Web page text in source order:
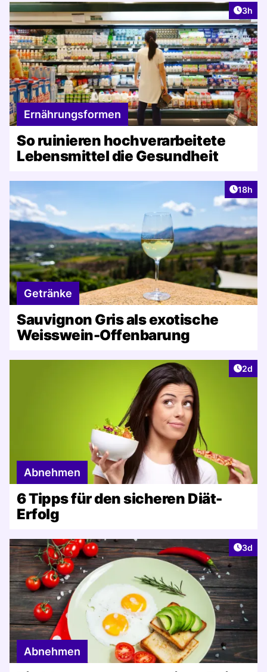
3h
Ernährungsformen
So ruinieren hochverarbeitete
Lebensmittel die Gesundheit
Artikel
18h
Getränke
Sauvignon Gris als exotische
Weisswein-Offenbarung
2d
Abnehmen
6 Tipps für den sicheren Diät-
Erfolg
3d
Abnehmen